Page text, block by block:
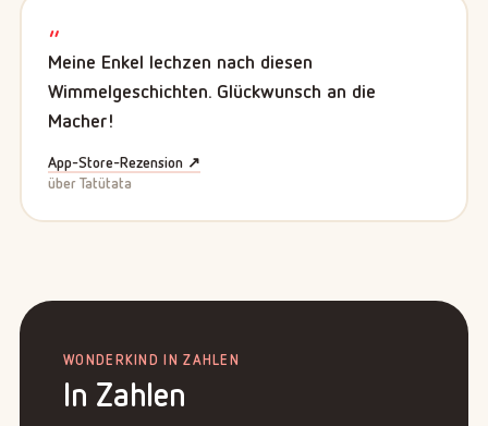
„
Meine Enkel lechzen nach diesen
Wimmelgeschichten. Glückwunsch an die
Macher!
App-Store-Rezension ↗
über Tatütata
WONDERKIND IN ZAHLEN
In Zahlen